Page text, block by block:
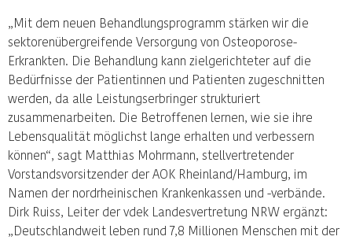
„Mit dem neuen Behandlungsprogramm stärken wir die
sektorenübergreifende Versorgung von Osteoporose-
Erkrankten. Die Behandlung kann zielgerichteter auf die
Bedürfnisse der Patientinnen und Patienten zugeschnitten
werden, da alle Leistungserbringer strukturiert
zusammenarbeiten. Die Betroffenen lernen, wie sie ihre
Lebensqualität möglichst lange erhalten und verbessern
können“, sagt Matthias Mohrmann, stellvertretender
Vorstandsvorsitzender der AOK Rheinland/Hamburg, im
Namen der nordrheinischen Krankenkassen und -verbände.
Dirk Ruiss, Leiter der vdek Landesvertretung NRW ergänzt:
„Deutschlandweit leben rund 7,8 Millionen Menschen mit der